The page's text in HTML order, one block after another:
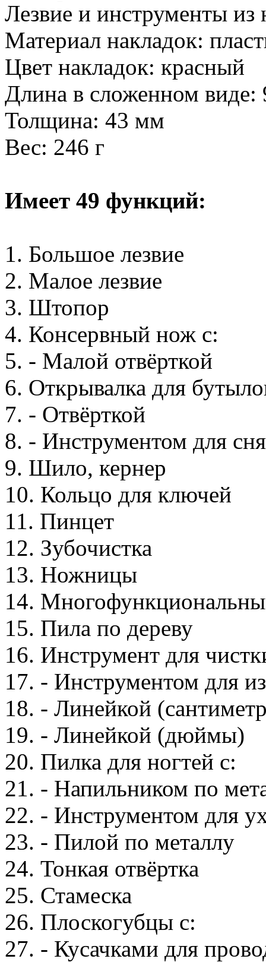
Лезвие и инструменты
Материал накладок:
Цвет накладок: красный
Длина в сложенном
Толщина: 43 мм
Вес: 246 г
Имеет 49 функций:
1. Большое лезвие
2. Малое лезвие
3. Штопор
4. Консервный нож с:
5. - Малой отвёрткой
6. Открывалка для
7. - Отвёрткой
8. - Инструментом для
9. Шило, кернер
10. Кольцо для ключей
11. Пинцет
12. Зубочистка
13. Ножницы
14.
15. Пила по дереву
16. Инструмент для
17. - Инструментом для
18. - Линейкой
19. - Линейкой (дюймы)
20. Пилка для ногтей с:
21. - Напильником по
22. - Инструментом для
23. - Пилой по металлу
24. Тонкая отвёртка
25. Стамеска
26. Плоскогубцы с:
27. - Кусачками для